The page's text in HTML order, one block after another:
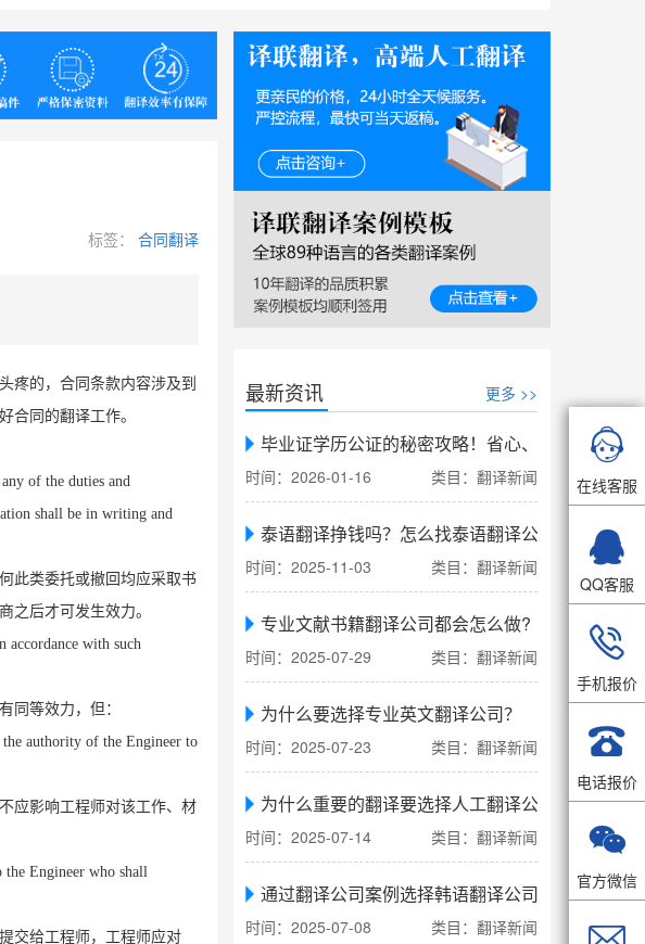
标签： 合同翻译
疼的，合同条款内容涉及到
合同的翻译工作。
of the duties and
shall be in writing and
此类委托或撤回均应采取书
之后才可发生效力。
accordance with such
同等效力，但：
authority of the Engineer to
应影响工程师对该工作、材
Engineer who shall
交给工程师，工程师应对
最新资讯 更多 >>
毕业证学历公证的秘密攻略！省心、省力、省时
时间：2026-01-16 类目：翻译新闻
泰语翻译挣钱吗？怎么找泰语翻译公司翻译
时间：2025-11-03 类目：翻译新闻
专业文献书籍翻译公司都会怎么做?
时间：2025-07-29 类目：翻译新闻
为什么要选择专业英文翻译公司？
时间：2025-07-23 类目：翻译新闻
为什么重要的翻译要选择人工翻译公司
时间：2025-07-14 类目：翻译新闻
通过翻译公司案例选择韩语翻译公司
时间：2025-07-08 类目：翻译新闻

在线客服

QQ客服

手机报价

电话报价

官方微信